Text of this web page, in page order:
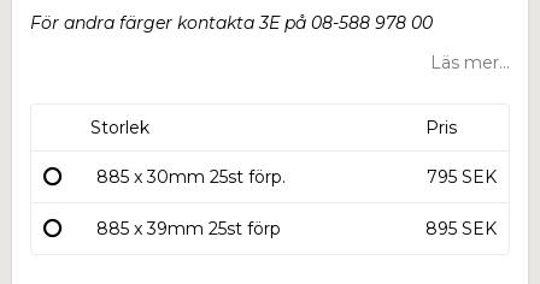
För andra färger kontakta 3E på 08-588 978 00
Läs mer...
Storlek Pris
885 x 30mm 25st förp. 795 SEK
885 x 39mm 25st förp 895 SEK